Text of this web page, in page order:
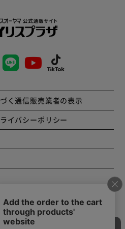
く通信販売業者の表示
イバシーポリシー
ートサイト